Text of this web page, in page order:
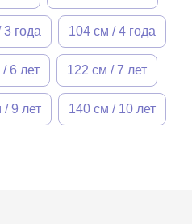
года 104 см / 4 года
6 лет 122 см / 7 лет
/ 9 лет 140 см / 10 лет